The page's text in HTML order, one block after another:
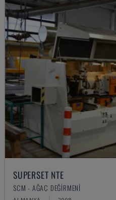
SUPERSET NTE
SCM - AĞAÇ DEĞIRMENI